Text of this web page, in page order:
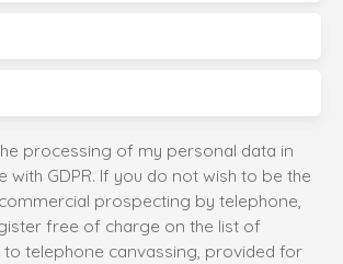
processing of my personal data in
with GDPR. If you do not wish to be the
prospecting by telephone,
free of charge on the list of
telephone canvassing, provided for